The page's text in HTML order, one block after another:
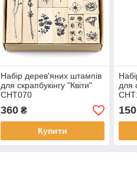
Набір дерев'яних штампів
для скрапбукінгу "Квіти"
CHT070
360₴
Купити
для
150